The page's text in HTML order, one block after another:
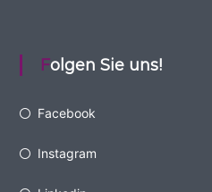
Folgen Sie uns!
Facebook
Instagram